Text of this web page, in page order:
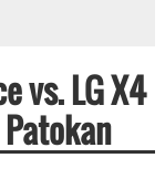
vs. LG X4